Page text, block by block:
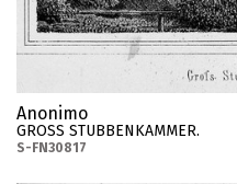
Anonimo
GROSS STUBBENKAMMER.
S-FN30817